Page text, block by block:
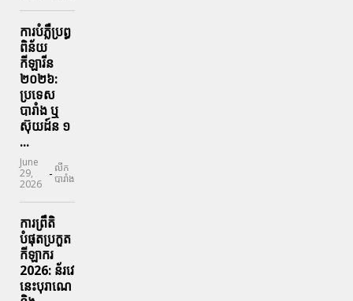
ការបំភ្លឺប្រព្ធ​
ពិន័យ​
កីឡារីន​
២០២៦:
ប្រទេស​
បារាំង​ ឬ​
ស៊ុយដ៍ន​ ១
...
June
29,
2026
- លីក
បារាំង
ការព្រឹតិ
បំផុតប្រកួត
កីឡាករ
2026: ន័រវេ
នេះបុរាណេ